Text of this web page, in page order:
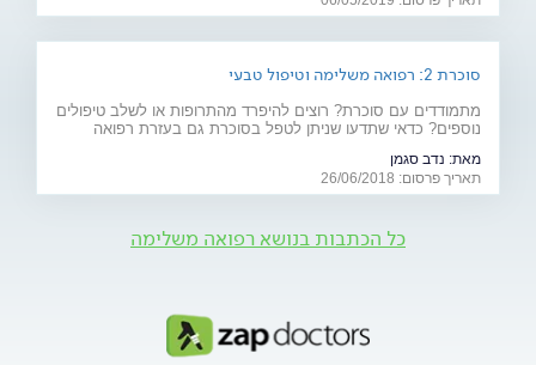
האחרונות? כתבה לרגל יום המודעות למחלה (10.5)
סוכרת 2: רפואה משלימה וטיפול טבעי
מתמודדים עם סוכרת? רוצים להיפרד מהתרופות או לשלב טיפולים
נוספים? כדאי שתדעו שניתן לטפל בסוכרת גם בעזרת רפואה
מרפא
מאת: נדב סגמן
תאריך פרסום: 26/06/2018
כל הכתבות בנושא רפואה משלימה